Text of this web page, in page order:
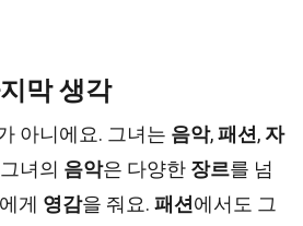
막 생각
아니에요. 그녀는 음악,패션 , 자
녀의 음악은 다양한 장르를 넘
게 영감을 줘요. 패션 에서도 그